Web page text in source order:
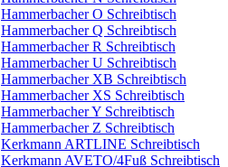
Hammerbacher O Schreibtisch
Hammerbacher Q Schreibtisch
Hammerbacher R Schreibtisch
Hammerbacher U Schreibtisch
Hammerbacher XB Schreibtisch
Hammerbacher XS Schreibtisch
Hammerbacher Y Schreibtisch
Hammerbacher Z Schreibtisch
Kerkmann ARTLINE Schreibtisch
Kerkmann AVETO/4Fuß Schreibtisch